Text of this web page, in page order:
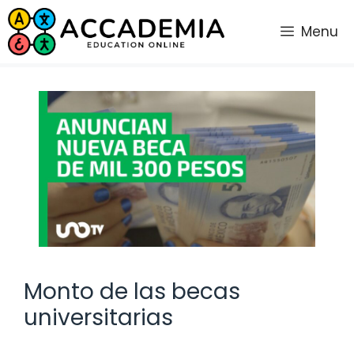
Saltar
al
contenido
Menu
Monto de las becas
universitarias